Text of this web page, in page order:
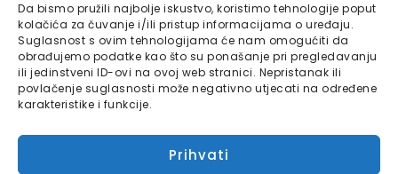
Da bismo pružili najbolje iskustvo, koristimo tehnologije poput
kolačića za čuvanje i/ili pristup informacijama o uređaju.
Suglasnost s ovim tehnologijama će nam omogućiti da
obrađujemo podatke kao što su ponašanje pri pregledavanju
ili jedinstveni ID-ovi na ovoj web stranici. Nepristanak ili
povlačenje suglasnosti može negativno utjecati na određene
karakteristike i funkcije.
Prihvati
pravima.